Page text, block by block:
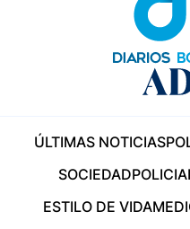
ÚLTIMAS NOTICIAS
SOCIEDAD
ESTILO DE VIDA